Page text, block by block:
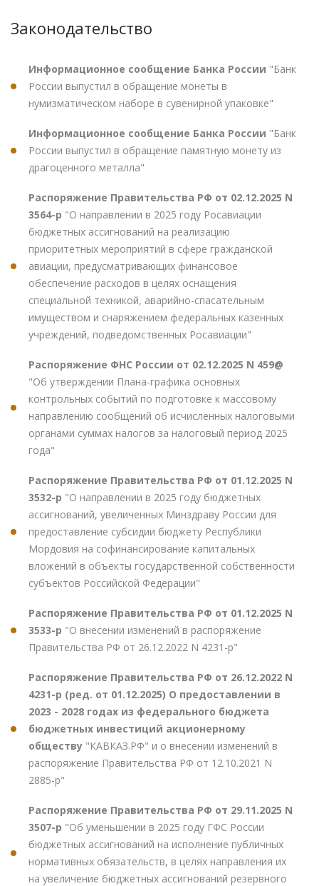
Законодательство
Информационное сообщение Банка России "Банк
России выпустил в обращение монеты в
нумизматическом наборе в сувенирной упаковке"
Информационное сообщение Банка России "Банк
России выпустил в обращение памятную монету из
драгоценного металла"
Распоряжение Правительства РФ от 02.12.2025 N
3564-р "О направлении в 2025 году Росавиации
бюджетных ассигнований на реализацию
приоритетных мероприятий в сфере гражданской
авиации, предусматривающих финансовое
обеспечение расходов в целях оснащения
специальной техникой, аварийно-спасательным
имуществом и снаряжением федеральных казенных
учреждений, подведомственных Росавиации"
Распоряжение ФНС России от 02.12.2025 N 459@
"Об утверждении Плана-графика основных
контрольных событий по подготовке к массовому
направлению сообщений об исчисленных налоговыми
органами суммах налогов за налоговый период 2025
года"
Распоряжение Правительства РФ от 01.12.2025 N
3532-р "О направлении в 2025 году бюджетных
ассигнований, увеличенных Минздраву России для
предоставление субсидии бюджету Республики
Мордовия на софинансирование капитальных
вложений в объекты государственной собственности
субъектов Российской Федерации"
Распоряжение Правительства РФ от 01.12.2025 N
3533-р "О внесении изменений в распоряжение
Правительства РФ от 26.12.2022 N 4231-р"
Распоряжение Правительства РФ от 26.12.2022 N
4231-р (ред. от 01.12.2025) О предоставлении в
2023 - 2028 годах из федерального бюджета
бюджетных инвестиций акционерному
обществу "КАВКАЗ.РФ" и о внесении изменений в
распоряжение Правительства РФ от 12.10.2021 N
2885-р"
Распоряжение Правительства РФ от 29.11.2025 N
3507-р "Об уменьшении в 2025 году ГФС России
бюджетных ассигнований на исполнение публичных
нормативных обязательств, в целях направления их
на увеличение бюджетных ассигнований резервного